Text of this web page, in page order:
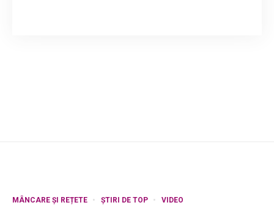
MÂNCARE ȘI REȚETE ȘTIRI DE TOP VIDEO